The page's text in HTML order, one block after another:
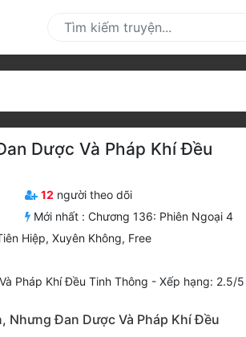
Dược Và Pháp Khí Đều
12 người theo dõi
Mới nhất :Chương 136: Phiên Ngoại 4
Hiệp, Xuyên Không, Free
Pháp Khí Đều Tinh Thông - Xếp hạng: 2.5/5
Nhưng Đan Dược Và Pháp Khí Đều